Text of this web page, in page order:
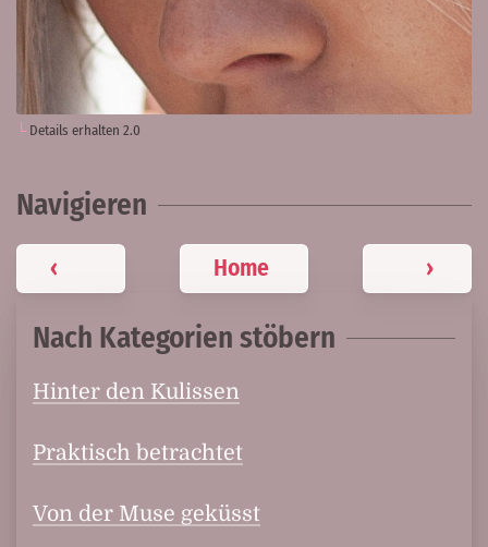
Details erhalten 2.0
Navigieren
‹ Home ›
Nach Kategorien stöbern
Hinter den Kulissen
Praktisch betrachtet
Von der Muse geküsst